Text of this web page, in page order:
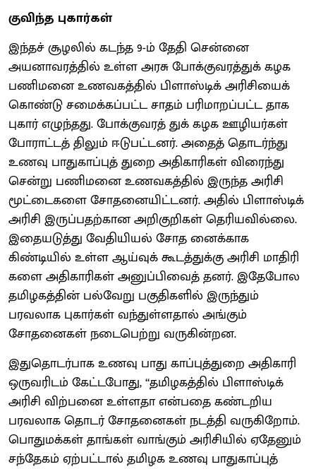
குவிந்த புகார்கள்
இந்தச் சூழலில் கடந்த 9-ம் தேதி சென்னை
அயனாவரத்தில் உள்ள அரசு போக்குவரத்துக் கழக
பணிமனை உணவகத்தில் பிளாஸ்டிக் அரிசியைக்
கொண்டு சமைக்கப்பட்ட சாதம் பரிமாறப்பட்ட தாக
புகார் எழுந்தது. போக்குவரத் துக் கழக ஊழியர்கள்
போராட்டத் திலும் ஈடுபட்டனர். அதைத் தொடர்ந்து
உணவு பாதுகாப்புத் துறை அதிகாரிகள் விரைந்து
சென்று பணிமனை உணவகத்தில் இருந்த அரிசி
மூட்டைகளை சோதனையிட்டனர். அதில் பிளாஸ்டிக்
அரிசி இருப்பதற்கான அறிகுறிகள் தெரியவில்லை.
இதையடுத்து வேதியியல் சோத னைக்காக
கிண்டியில் உள்ள ஆய்வுக் கூடத்துக்கு அரிசி மாதிரி
களை அதிகாரிகள் அனுப்பிவைத் தனர். இதேபோல
தமிழகத்தின் பல்வேறு பகுதிகளில் இருந்தும்
பரவலாக புகார்கள் வந்துள்ளதால் அங்கும்
சோதனைகள் நடைபெற்று வருகின்றன.
இதுதொடர்பாக உணவு பாது காப்புத்துறை அதிகாரி
ஒருவரிடம் கேட்டபோது, ‘‘தமிழகத்தில் பிளாஸ்டிக்
அரிசி விற்பனை உள்ளதா என்பதை கண்டறிய
பரவலாக தொடர் சோதனைகள் நடத்தி வருகிறோம்.
பொதுமக்கள் தாங்கள் வாங்கும் அரிசியில் ஏதேனும்
சந்தேகம் ஏற்பட்டால் தமிழக உணவு பாதுகாப்புத்